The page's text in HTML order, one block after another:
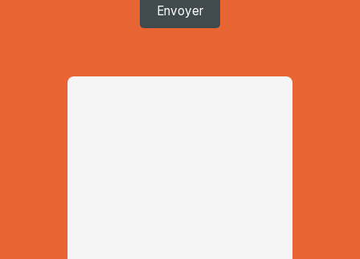
Envoyer